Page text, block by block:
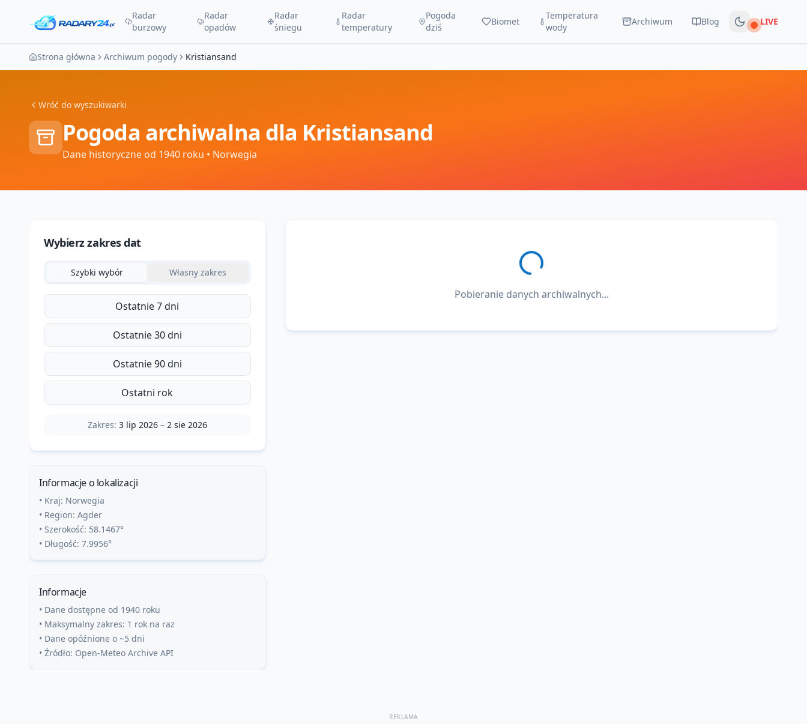
Radar
burzowy
Radar
opadów
Radar
śniegu
Radar
temperatury
Pogoda
dziś
Biomet
Temperatura
wody
Archiwum Blog Na żywo
LIVE
Strona główna Archiwum pogody Kristiansand
Wróć do wyszukiwarki
Pogoda archiwalna dla Kristiansand
Dane historyczne od 1940 roku • Norwegia
Wybierz zakres dat
Szybki wybór Własny zakres
Ostatnie 7 dni
Ostatnie 30 dni
Ostatnie 90 dni
Ostatni rok
Zakres: 3 lip 2026– 2 sie 2026
Informacje o lokalizacji
• Kraj: Norwegia
• Region: Agder
• Szerokość: 58.1467°
• Długość: 7.9956°
Informacje
• Dane dostępne od 1940 roku
• Maksymalny zakres: 1 rok na raz
• Dane opóźnione o ~5 dni
• Źródło: Open-Meteo Archive API
Pobieranie danych archiwalnych...
REKLAMA